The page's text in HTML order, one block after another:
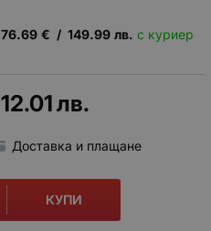
76.69 € / 149.99 лв. с куриер
12.01лв.
Доставка и плащане
КУПИ